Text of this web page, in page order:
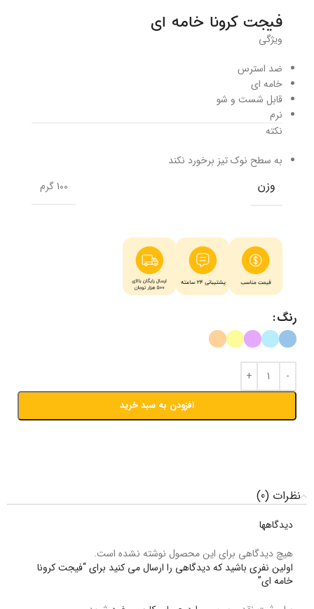
فیجت کرونا خامه ای
ویژگی
ضد استرس
خامه ای
قابل شست و شو
نرم
نکته
به سطح نوک تیز برخورد نکند
وزن 100 گرم
رنگ
افزودن به سبد خرید
نظرات (0)
دیدگاهها
هیچ دیدگاهی برای این محصول نوشته نشده است.
اولین نفری باشید که دیدگاهی را ارسال می کنید برای “فیجت کرونا
خامه ای”